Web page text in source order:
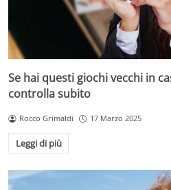
Se hai questi giochi vecchi in
controlla subito
Rocco Grimaldi 17 Marzo 2025
Leggi di più